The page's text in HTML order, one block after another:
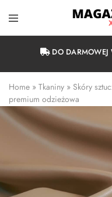
Magazyn
Warszawa
DO
Home » Tkaniny » Skóry
premium odzieżowa